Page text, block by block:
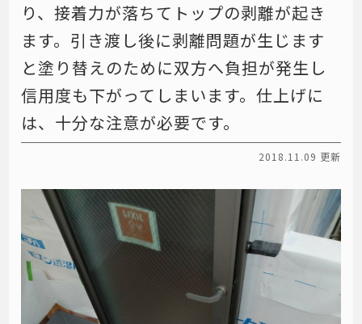
り、接着力が落ちてトップの剥離が起き
ます。引き渡し後に剥離問題が生じます
と塗り替えのために双方へ負担が発生し
信用度も下がってしまいます。仕上げに
は、十分な注意が必要です。
2018.11.09 更新